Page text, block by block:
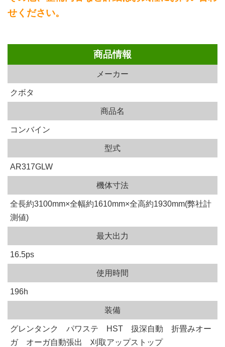
せください。
商品情報
メーカー
クボタ
商品名
コンバイン
型式
AR317GLW
機体寸法
全長約3100mm×全幅約1610mm×全高約1930mm(弊社計
測値)
最大出力
16.5ps
使用時間
196h
装備
グレンタンク パワステ HST 扱深自動 折畳みオー
ガ オーガ自動張出 刈取アップストップ